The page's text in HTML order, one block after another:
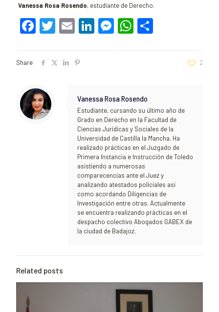
Vanessa Rosa Rosendo, estudiante de Derecho.
Facebook
Twitter
EmailLinkedIn
Messenger
WhatsApp
Share 2
Vanessa Rosa Rosendo
Estudiante, cursando su último año de
Grado en Derecho en la Facultad de
Ciencias Jurídicas y Sociales de la
Universidad de Castilla la Mancha. Ha
realizado prácticas en el Juzgado de
Primera Instancia e Instrucción de Toledo
asistiendo a numerosas
comparecencias ante el Juez y
analizando atestados policiales así
como acordando Diligencias de
Investigación entre otras. Actualmente
se encuentra realizando prácticas en el
despacho colectivo Abogados GABEX de
la ciudad de Badajoz.
Related posts